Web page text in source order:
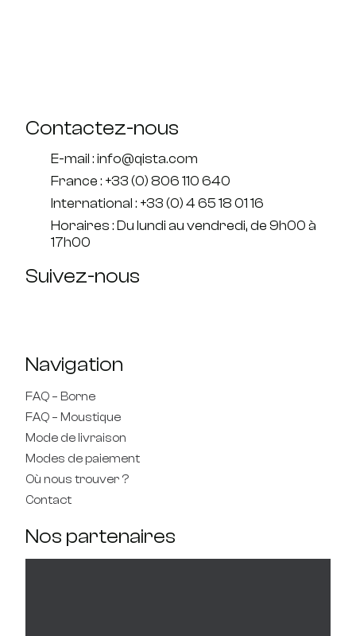
Contactez-nous
E-mail : info@qista.com
France : +33 (0) 806 110 640
International : +33 (0) 4 65 18 01 16
Horaires : Du lundi au vendredi, de 9h00 à
17h00
Suivez-nous
Navigation
FAQ – Borne
FAQ – Moustique
Mode de livraison
Modes de paiement
Où nous trouver ?
Contact
Nos partenaires